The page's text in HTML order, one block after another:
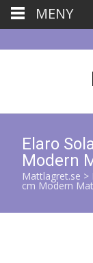
Elaro
Modern
Mattlagret.se >
cm Modern
MENY